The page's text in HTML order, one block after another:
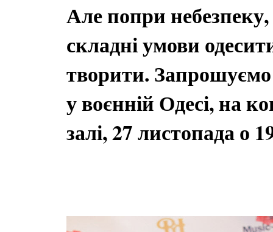
Але попри небезпеку,
складні умови
творити.
у воєнній Одесі, на
залі, 27 листопада о